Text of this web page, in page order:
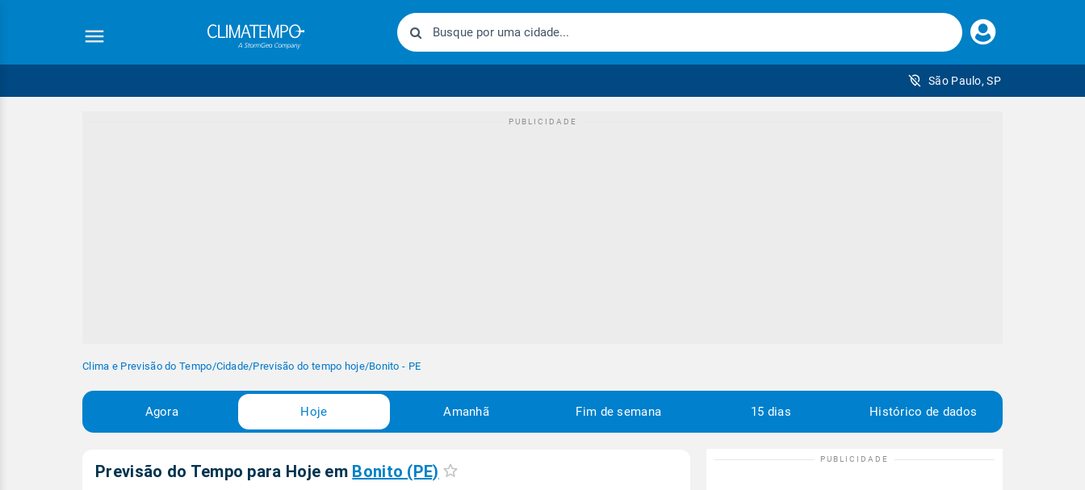
Faça
seu
São Paulo, SP
Clima e Previsão do Tempo/Cidade/Previsão do tempo hoje/Bonito - PE
Agora Hoje Amanhã Fim de semana 15 dias Histórico de dados
Previsão do Tempo para Hoje em Bonito (PE)